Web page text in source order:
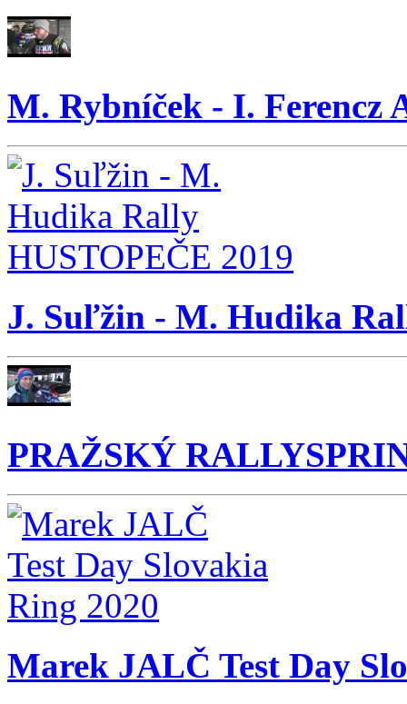
M. Rybníček - I. Ferencz
J. Suľžin - M. Hudika
PRAŽSKÝ
Marek JALČ Test Day